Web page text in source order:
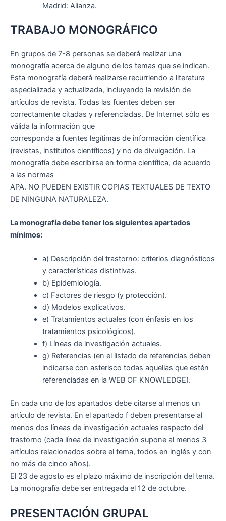
Madrid: Alianza.
TRABAJO MONOGRÁFICO
En grupos de 7-8 personas se deberá realizar una
monografía acerca de alguno de los temas que se indican.
Esta monografía deberá realizarse recurriendo a literatura
especializada y actualizada, incluyendo la revisión de
artículos de revista. Todas las fuentes deben ser
correctamente citadas y referenciadas. De Internet sólo es
válida la información que
corresponda a fuentes legítimas de información científica
(revistas, institutos científicos) y no de divulgación. La
monografía debe escribirse en forma científica, de acuerdo
a las normas
APA. NO PUEDEN EXISTIR COPIAS TEXTUALES DE TEXTO
DE NINGUNA NATURALEZA.
La monografía debe tener los siguientes apartados
mínimos:
a) Descripción del trastorno: criterios diagnósticos
y características distintivas.
b) Epidemiología.
c) Factores de riesgo (y protección).
d) Modelos explicativos.
e) Tratamientos actuales (con énfasis en los
tratamientos psicológicos).
f) Líneas de investigación actuales.
g) Referencias (en el listado de referencias deben
indicarse con asterisco todas aquellas que estén
referenciadas en la WEB OF KNOWLEDGE).
En cada uno de los apartados debe citarse al menos un
artículo de revista. En el apartado f deben presentarse al
menos dos líneas de investigación actuales respecto del
trastorno (cada línea de investigación supone al menos 3
artículos relacionados sobre el tema, todos en inglés y con
no más de cinco años).
El 23 de agosto es el plazo máximo de inscripción del tema.
La monografía debe ser entregada el 12 de octubre.
PRESENTACIÓN GRUPAL